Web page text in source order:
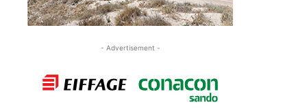
- Advertisement -